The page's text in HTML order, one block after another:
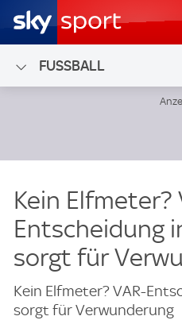
FUSSBALL
Kein Elfmeter?
Entscheidung
sorgt für
Kein Elfmeter? VAR-
sorgt für Verwunderung